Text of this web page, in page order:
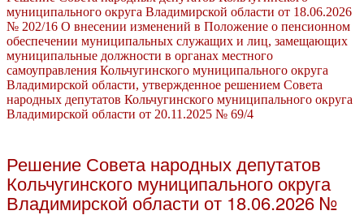
муниципального округа Владимирской области от 18.06.2026
№ 202/16 О внесении изменений в Положение о пенсионном
обеспечении муниципальных служащих и лиц, замещающих
муниципальные должности в органах местного
самоуправления Кольчугинского муниципального округа
Владимирской области, утвержденное решением Совета
народных депутатов Кольчугинского муниципального округа
Владимирской области от 20.11.2025 № 69/4
Решение Совета народных депутатов
Кольчугинского муниципального округа
Владимирской области от 18.06.2026 №